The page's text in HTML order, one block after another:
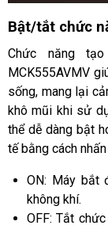
Bật/tắt chức
Chức năng
MCK555AVMV
sống, mang lại
khô mũi khi sử
thể dễ dàng bật
tế bằng cách
ON: Máy bắt
không khí.
OFF: Tắt